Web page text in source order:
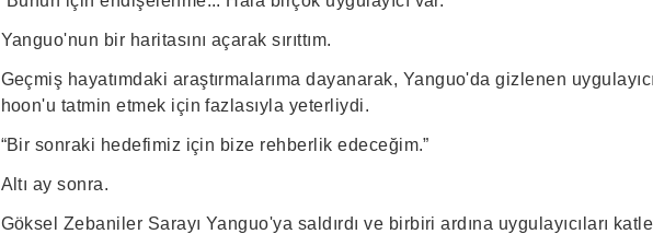
Yanguo'nun bir haritasını açarak sırıttım.
Geçmiş hayatımdaki araştırmalarıma dayanarak, Yanguo'da gizlenen
hoon'u tatmin etmek için fazlasıyla yeterliydi.
“Bir sonraki hedefimiz için bize rehberlik edeceğim.”
Altı ay sonra.
Göksel Zebaniler Sarayı Yanguo'ya saldırdı ve birbiri ardına uygulayıcıları